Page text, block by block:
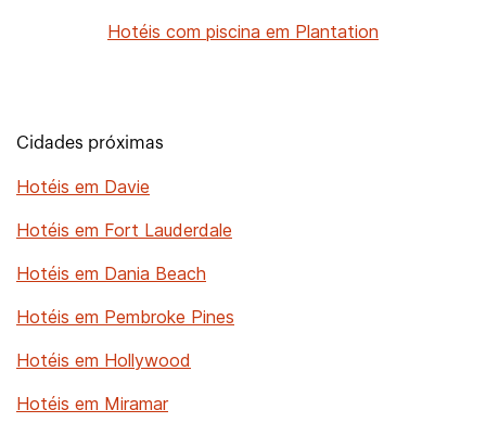
Hotéis com piscina em Plantation
Cidades próximas
Hotéis em Davie
Hotéis em Fort Lauderdale
Hotéis em Dania Beach
Hotéis em Pembroke Pines
Hotéis em Hollywood
Hotéis em Miramar